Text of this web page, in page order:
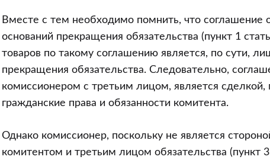
Вместе с тем необходимо помнить, что соглашение
оснований прекращения обязательства (пункт 1
товаров по такому соглашению является, по сути,
прекращения обязательства. Следовательно,
комиссионером с третьим лицом, является сделкой,
гражданские права и обязанности комитента.
Однако комиссионер, поскольку не является
комитентом и третьим лицом обязательства (пункт